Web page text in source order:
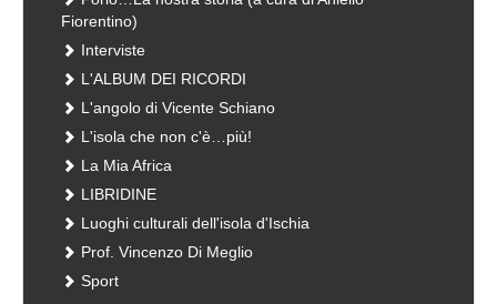
Fiorentino)
Interviste
L'ALBUM DEI RICORDI
L'angolo di Vicente Schiano
L'isola che non c'è…più!
La Mia Africa
LIBRIDINE
Luoghi culturali dell'isola d'Ischia
Prof. Vincenzo Di Meglio
Sport